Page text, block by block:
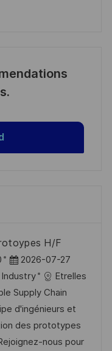
H/F
P
o
s
t
e
d
2026-07-27
Industry
Etrelles
Supply Chain
d'ingénieurs et
des prototypes
nous pour